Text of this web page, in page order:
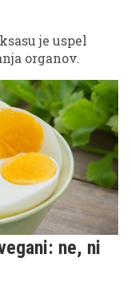
je uspel
organov.
ne, ni